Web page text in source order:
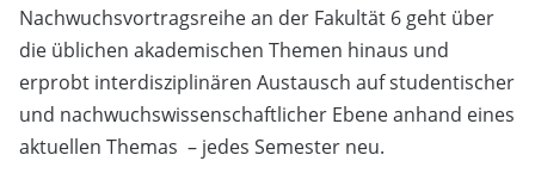
Nachwuchsvortragsreihe an der Fakultät 6 geht über
die üblichen akademischen Themen hinaus und
erprobt interdisziplinären Austausch auf studentischer
und nachwuchswissenschaftlicher Ebene anhand eines
aktuellen Themas – jedes Semester neu.